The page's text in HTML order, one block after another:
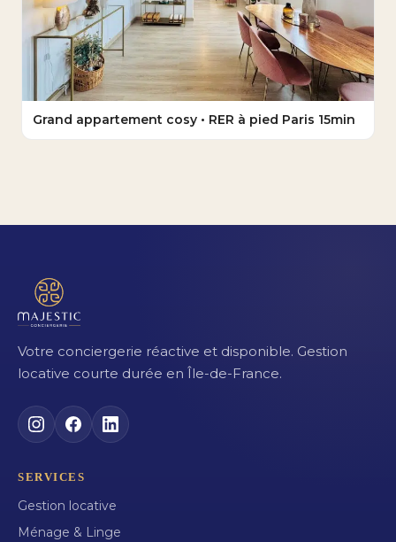
Grand appartement cosy • RER à pied Paris 15min
Votre conciergerie réactive et disponible. Gestion
locative courte durée en Île-de-France.
SERVICES
Gestion locative
Ménage & Linge